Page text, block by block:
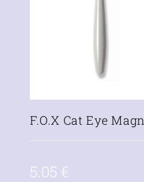
F.O.X Cat Eye
5.05 €